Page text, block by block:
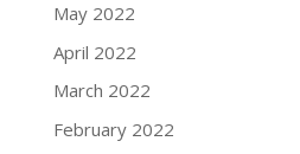
May 2022
April 2022
March 2022
February 2022